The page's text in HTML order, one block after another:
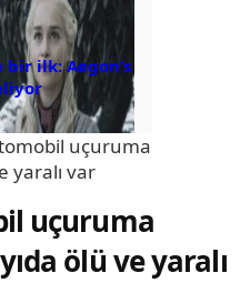
ilk: Aegon’s
uçuruma
yaralı var
uçuruma
ölü ve yaralı